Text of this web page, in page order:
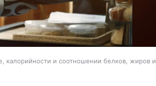
калорийности и соотношении белков, жиров и